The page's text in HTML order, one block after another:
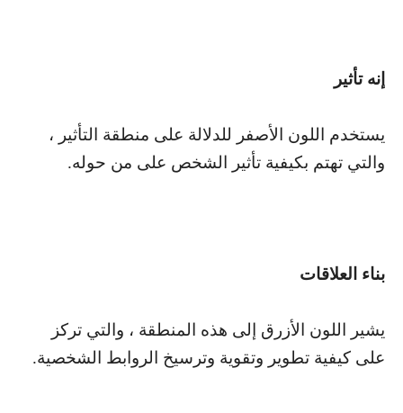
إنه تأثير
يستخدم اللون الأصفر للدلالة على منطقة التأثير ،
والتي تهتم بكيفية تأثير الشخص على من حوله.
بناء العلاقات
يشير اللون الأزرق إلى هذه المنطقة ، والتي تركز
على كيفية تطوير وتقوية وترسيخ الروابط الشخصية.